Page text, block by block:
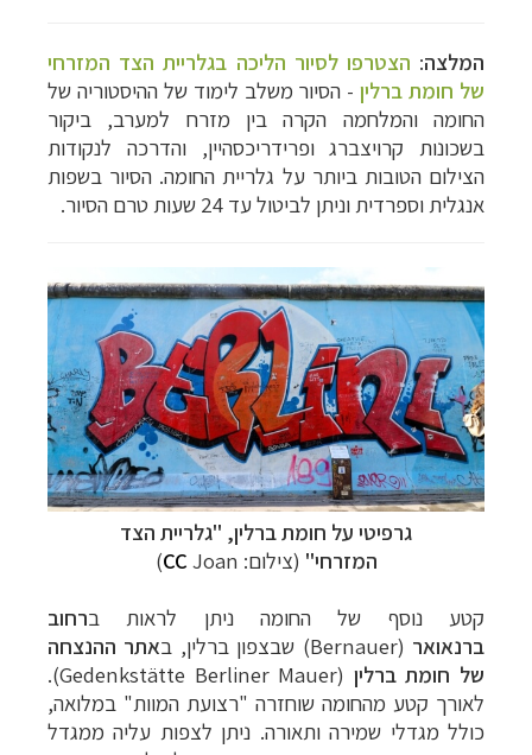
המלצה: הצטרפו לסיור הליכה בגלריית הצד המזרחי
של חומת ברלין- הסיור משלב לימוד של ההיסטוריה של
החומה והמלחמה הקרה בין מזרח למערב, ביקור
בשכונות קרויצברג ופרידריכסהיין, והדרכה לנקודות
הצילום הטובות ביותר על גלריית החומה. הסיור בשפות
אנגלית וספרדית וניתן לביטול עד 24 שעות טרם הסיור.
גרפיטי על חומת ברלין, "גלריית הצד
המזרחי" (צילום: CC Joan
)
קטע נוסף של החומה ניתן לראות ברחוב
ברנאואר (Bernauer) שבצפון ברלין, ב
אתר ההנצחה
של חומת ברלין
(Gedenkstätte Berliner Mauer).
לאורך קטע מהחומה שוחזרה "רצועת המוות" במלואה,
כולל מגדלי שמירה ותאורה. ניתן לצפות עליה ממגדל